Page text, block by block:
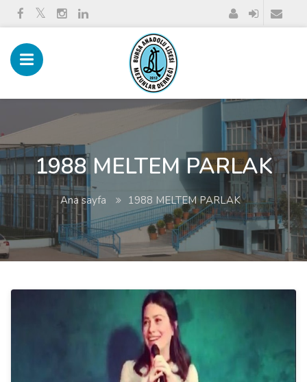
1988 MELTEM PARLAK
Ana sayfa 1988 MELTEM PARLAK